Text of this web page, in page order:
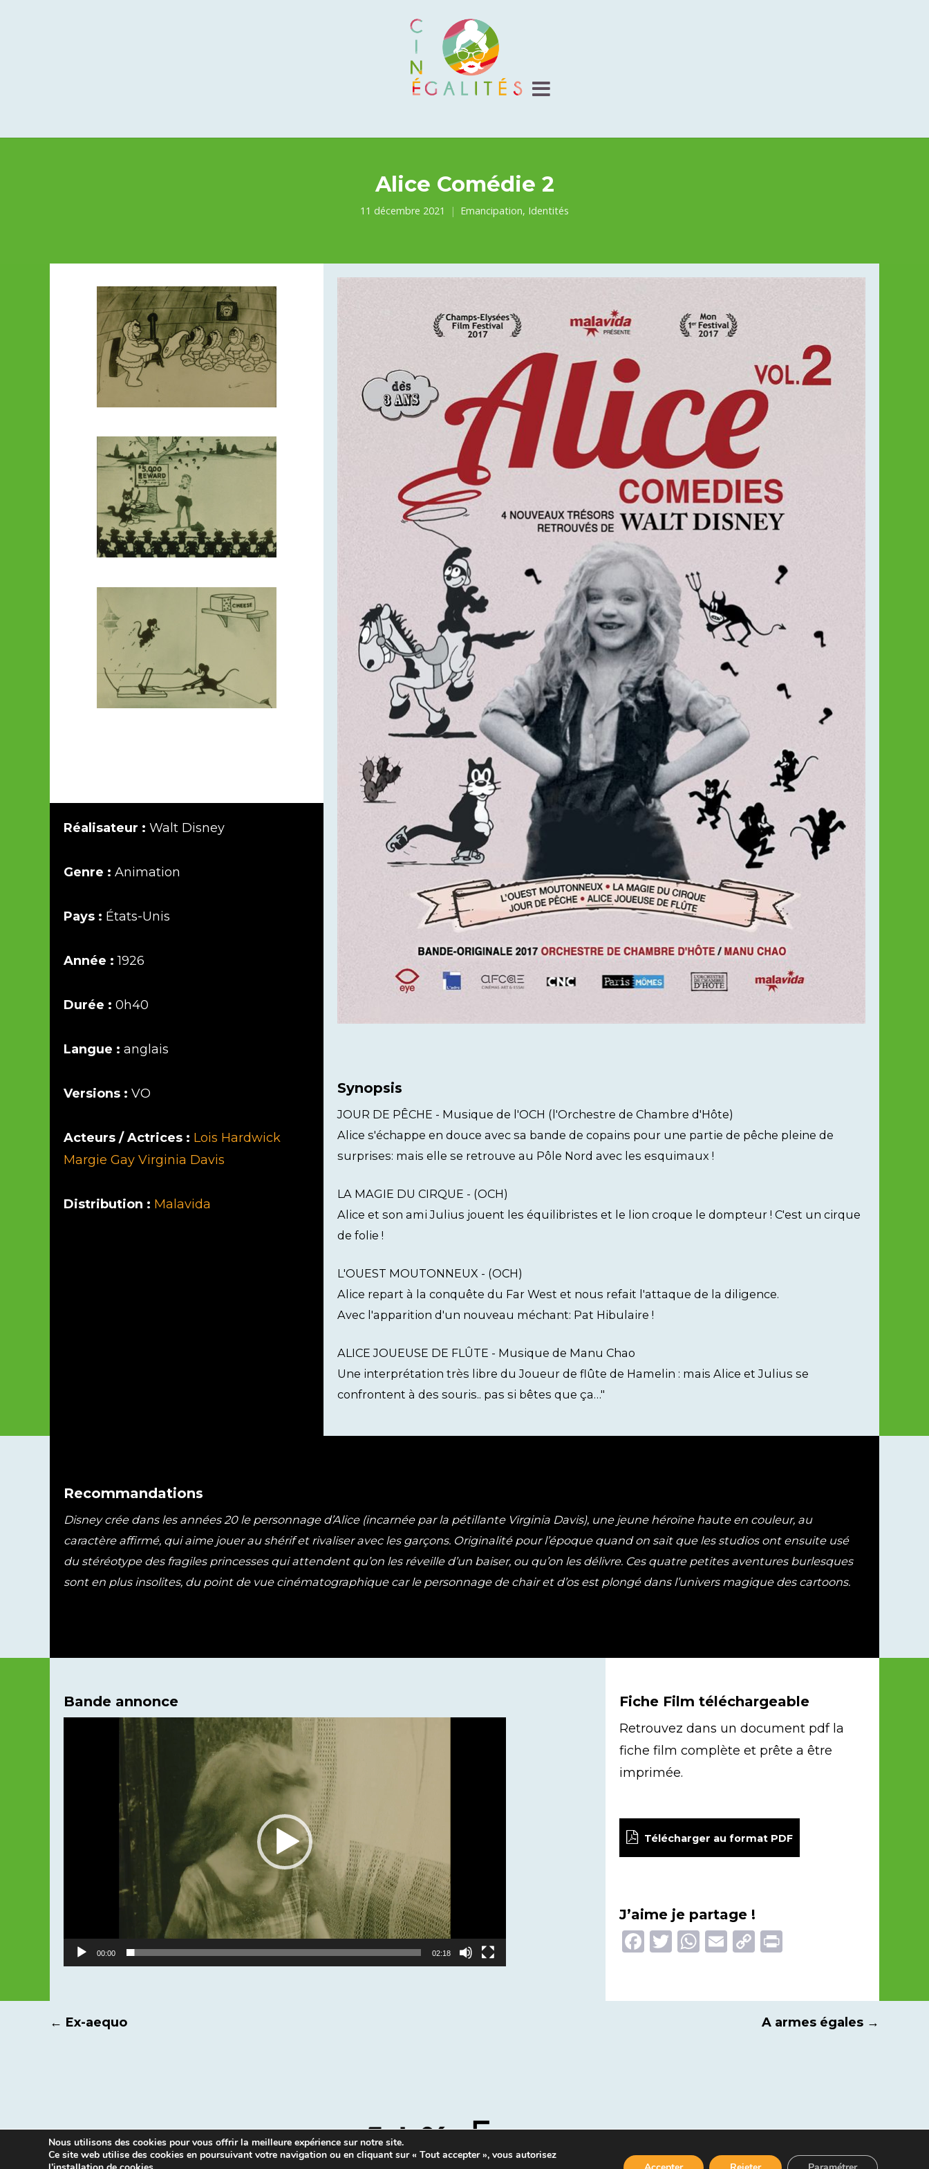
Alice Comédie 2
11 décembre 2021 Emancipation, Identités
Réalisateur : Walt Disney
Genre : Animation
Pays : États-Unis
Année :1926
Durée : 0h40
Langue : anglais
Versions : VO
Acteurs / Actrices : Lois Hardwick
Margie Gay Virginia Davis
Distribution : Malavida
Synopsis
JOUR DE PÊCHE - Musique de l'OCH (l'Orchestre de Chambre d'Hôte)
Alice s'échappe en douce avec sa bande de copains pour une partie de pêche pleine de
surprises: mais elle se retrouve au Pôle Nord avec les esquimaux !
LA MAGIE DU CIRQUE - (OCH)
Alice et son ami Julius jouent les équilibristes et le lion croque le dompteur ! C'est un cirque
de folie !
L'OUEST MOUTONNEUX - (OCH)
Alice repart à la conquête du Far West et nous refait l'attaque de la diligence.
Avec l'apparition d'un nouveau méchant: Pat Hibulaire !
ALICE JOUEUSE DE FLÛTE - Musique de Manu Chao
Une interprétation très libre du Joueur de flûte de Hamelin : mais Alice et Julius se
confrontent à des souris.. pas si bêtes que ça…"
Recommandations
Disney crée dans les années 20 le personnage d’Alice (incarnée par la pétillante Virginia Davis), une jeune héroïne haute en couleur, au
caractère affirmé, qui aime jouer au shérif et rivaliser avec les garçons. Originalité pour l’époque quand on sait que les studios ont ensuite usé
du stéréotype des fragiles princesses qui attendent qu’on les réveille d’un baiser, ou qu’on les délivre. Ces quatre petites aventures burlesques
sont en plus insolites, du point de vue cinématographique car le personnage de chair et d’os est plongé dans l’univers magique des cartoons.
Bande annonce
00:00 02:18
Fiche Film téléchargeable
Retrouvez dans un document pdf la
fiche film complète et prête a être
imprimée.
Télécharger au format PDF
J’aime je partage !
Facebook
Twitter
WhatsApp
Email
Copy
Navigation
← Ex-aequo A armes égales →
Nous utilisons des cookies pour vous offrir la meilleure expérience sur notre site.
Ce site web utilise des cookies en poursuivant votre navigation ou en cliquant sur « Tout accepter », vous autorisez